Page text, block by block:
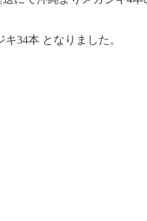
キ34本 となりました。